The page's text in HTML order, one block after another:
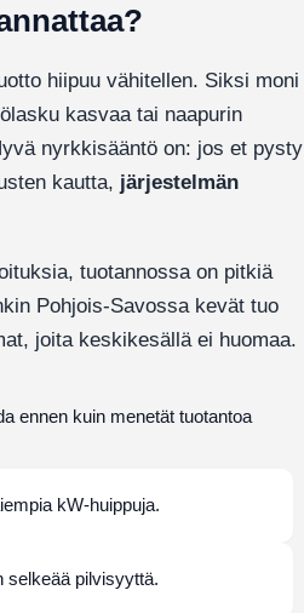
hiipuu vähitellen. Siksi moni
kasvaa tai naapurin
nyrkkisääntö on: jos et pysty
kautta, järjestelmän
tuotannossa on pitkiä
Pohjois-Savossa kevät tuo
joita keskikesällä ei huomaa.
ennen kuin menetät tuotantoa
kW-huippuja.
selkeää pilvisyyttä.